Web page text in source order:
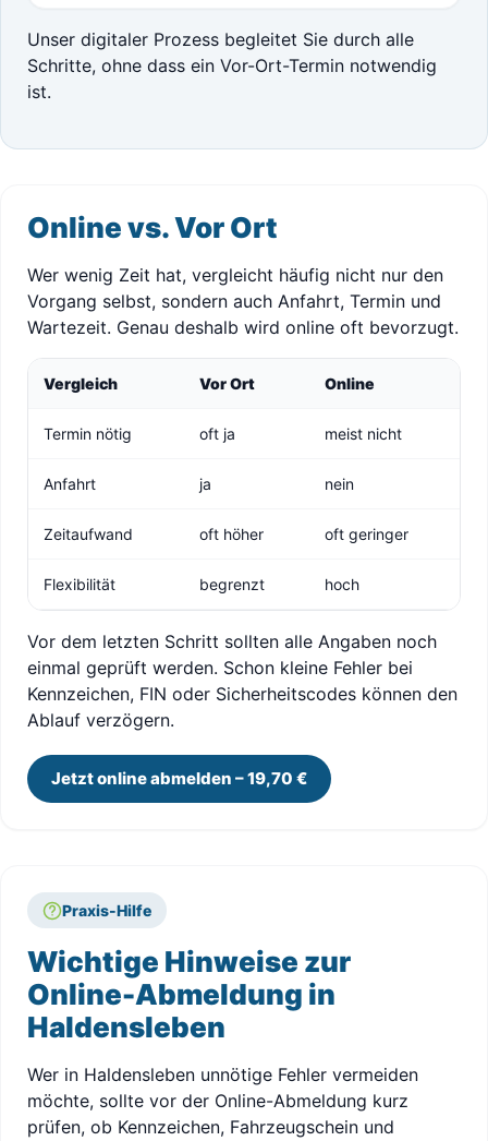
Unser digitaler Prozess begleitet Sie durch alle
Schritte, ohne dass ein Vor-Ort-Termin notwendig
ist.
Online vs. Vor Ort
Wer wenig Zeit hat, vergleicht häufig nicht nur den
Vorgang selbst, sondern auch Anfahrt, Termin und
Wartezeit. Genau deshalb wird online oft bevorzugt.
Vergleich Vor Ort Online
Termin nötig oft ja meist nicht
Anfahrt ja nein
Zeitaufwand oft höher oft geringer
Flexibilität begrenzt hoch
Vor dem letzten Schritt sollten alle Angaben noch
einmal geprüft werden. Schon kleine Fehler bei
Kennzeichen, FIN oder Sicherheitscodes können den
Ablauf verzögern.
Jetzt online abmelden – 19,70 €
Praxis-Hilfe
Wichtige Hinweise zur
Online-Abmeldung in
Haldensleben
Wer in Haldensleben unnötige Fehler vermeiden
möchte, sollte vor der Online-Abmeldung kurz
prüfen, ob Kennzeichen, Fahrzeugschein und